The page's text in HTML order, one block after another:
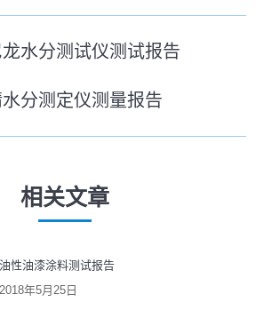
历
史
的
文
水分测试仪测试报告
未
来
文
章：
分测定仪测量报告
相关文章
油性油漆涂料测试报告
2018年5月25日